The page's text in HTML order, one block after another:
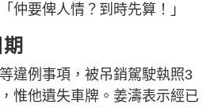
仲要俾人情？到時先算！」
違例事項，被吊銷駕駛執照3
惟他遺失車牌。姜濤表示經已